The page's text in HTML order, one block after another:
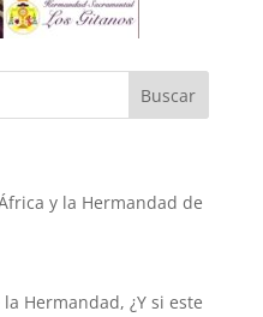
y la Hermandad de
Hermandad, ¿Y si este